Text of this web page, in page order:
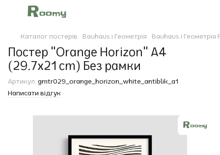
Каталог постерів Bauhaus і Геометрія Bauhaus і Геометрія
Постер "Orange Horizon" A4
(29.7x21 cm) Без рамки
Артикул: gmtr029_orange_horizon_white_antiblik_a1
Написати відгук